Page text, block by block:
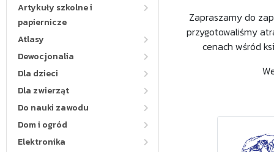
Artykuły szkolne i
papiernicze
Atlasy
Dewocjonalia
Dla dzieci
Dla zwierząt
Do nauki zawodu
Dom i ogród
Elektronika
Zapraszamy do
przygotowaliśmy
cenach wśród